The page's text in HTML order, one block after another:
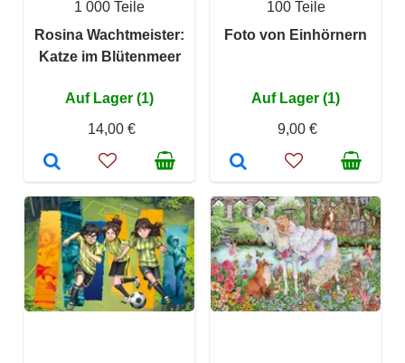
1 000 Teile
Rosina Wachtmeister:
Katze im Blütenmeer
Auf Lager (1)
14,00 €
100 Teile
Foto von Einhörnern
Auf Lager (1)
9,00 €